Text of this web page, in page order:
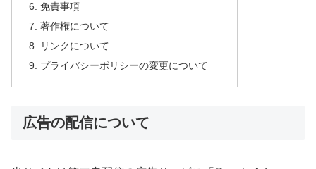
免責事項
著作権について
リンクについて
プライバシーポリシーの変更について
広告の配信について